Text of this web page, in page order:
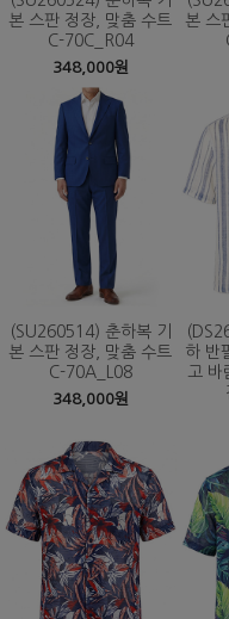
본 스판 정장, 맞춤 수트
C-70C_R04
348,000원
본 스
(SU260514) 춘하복 기
본 스판 정장, 맞춤 수트
C-70A_L08
348,000원
하 반
고 바